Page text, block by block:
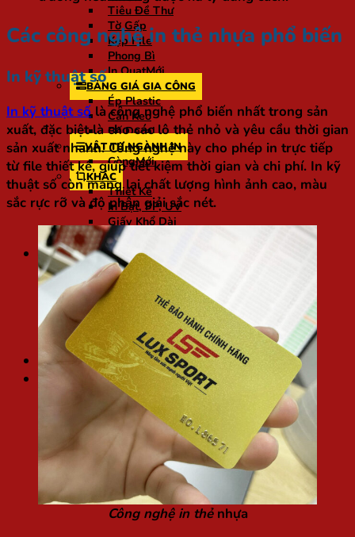
Tiêu Đề Thư
Tờ Gấp
Kẹp File
Phong Bì
In Quạt
BẢNG GIÁ GIA CÔNG
Ép Plastic
Cán Keo
Bế Decal
VẬT TƯ NGÀNH IN
Còng
KHÁC
Thiết Kế
In Bạt, PP, UV
Giấy Khổ Dài
In UV DTF
Blogs chia sẻ
Kỹ thuật in
Gia công
Chất liệu ngành in
Kiến thức in ấn
Thư viện mẫu
Túi / Hộp quà Tết
Tìm
kiếm:
Các công nghệ in thẻ nhựa phổ biến
In kỹ thuật số
In kỹ thuật sốlà công nghệ phổ biến nhất trong sản
xuất, đặc biệt là cho các lô thẻ nhỏ và yêu cầu thời gian
sản xuất nhanh. Công nghệ này cho phép in trực tiếp
từ file thiết kế, giúp tiết kiệm thời gian và chi phí. In kỹ
thuật số còn mang lại chất lượng hình ảnh cao, màu
sắc rực rỡ và độ phân giải sắc nét.
Công nghệ in thẻnhựa